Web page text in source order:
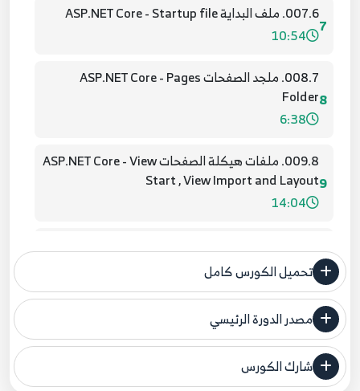
7
007.6. ملف البداية ASP.NET Core - Startup file
10:54
8
008.7. ملجد الصفحات ASP.NET Core - Pages
Folder
6:38
9
009.8. ملفات هيكلة الصفحات ASP.NET Core - View
Start , View Import and Layout
14:04
10
6:46
11
Project Properties
6:31
تحميل الكورس كامل
مصدر الدورة الرئيسي
فنحن لا ندعي ملكية أي دورة ولهذا نضع المصدر الأصلي لكم
شارك الكورس